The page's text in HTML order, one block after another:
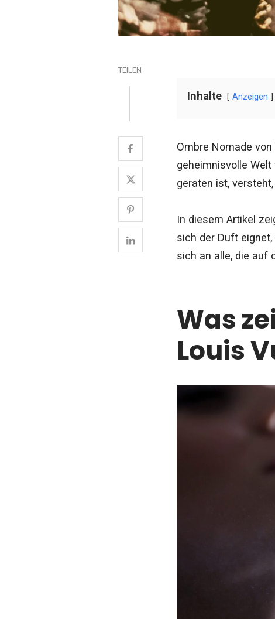
TEILEN
Inhalte Anzeigen
Ombre Nomade
geheimnisvolle
geraten ist,
In diesem Artikel
sich der Duft
sich an alle, die auf
Was
Louis